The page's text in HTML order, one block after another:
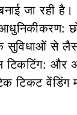
जा रही है।
से लैस
टिकटिंग: और
टिकट वेंडिंग